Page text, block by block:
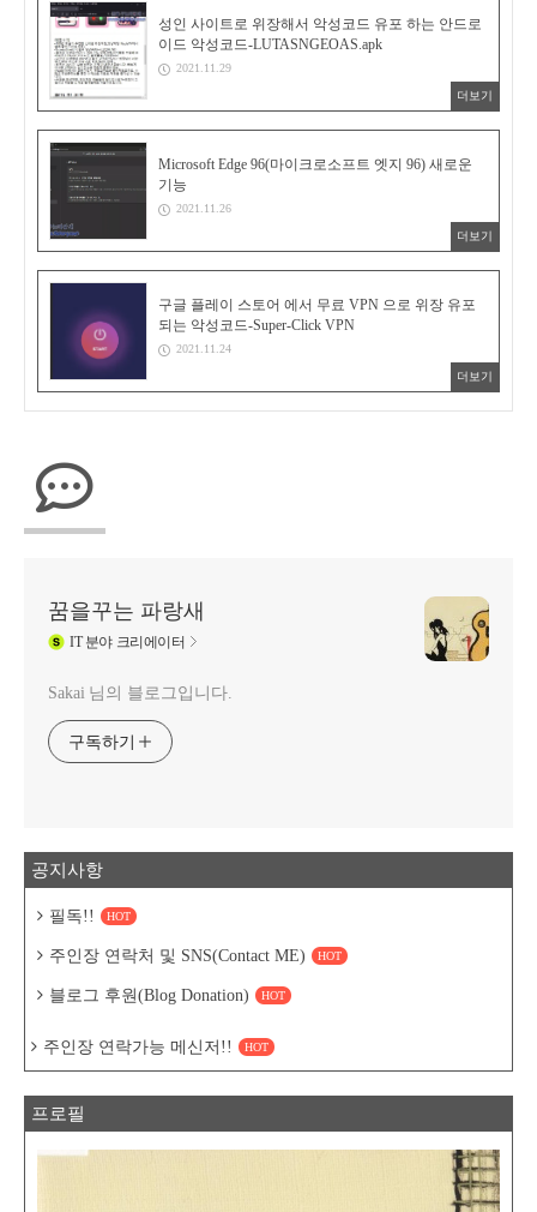
성인 사이트로 위장해서 악성코드 유포 하는 안드로
이드 악성코드-LUTASNGEOAS.apk
2021.11.29
더보기
Microsoft Edge 96(마이크로소프트 엣지 96) 새로운
기능
2021.11.26
더보기
구글 플레이 스토어 에서 무료 VPN 으로 위장 유포
되는 악성코드-Super-Click VPN
2021.11.24
더보기
꿈을꾸는 파랑새
IT분야 크리에이터
Sakai 님의 블로그입니다.
구독하기
공지사항
필독!! HOT
주인장 연락처 및 SNS(Contact ME) HOT
블로그 후원(Blog Donation) HOT
주인장 연락가능 메신저!! HOT
프로필